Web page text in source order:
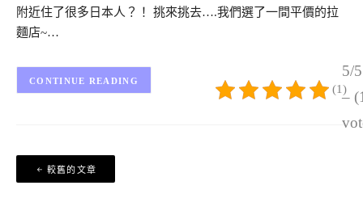
附近住了很多日本人？！ 挑來挑去….我們選了一間平價的拉
麵店~…
5/5
–
(1)
CONTINUE READING
文
章
較舊的文章